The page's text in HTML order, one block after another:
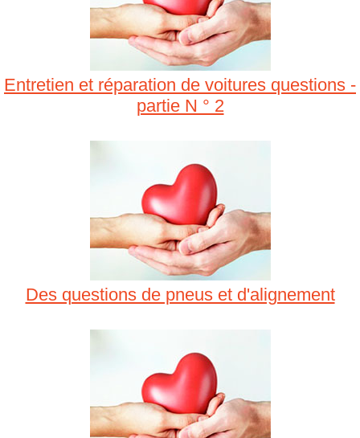
Entretien et réparation de voitures questions -
partie N ° 2
Des questions de pneus et d'alignement